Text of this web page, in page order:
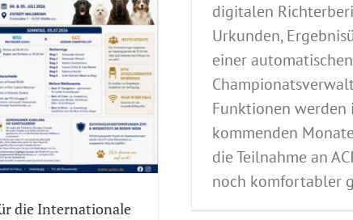
digitalen
Urkunden,
einer automatischen
Funktionen werden
kommenden
die Teilnahme an
noch komfortabler
die Internationale